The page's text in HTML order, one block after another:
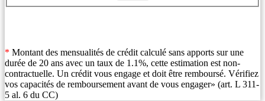
* Montant des mensualités de crédit calculé sans apports sur une
durée de 20 ans avec un taux de 1.1%, cette estimation est non-
contractuelle. Un crédit vous engage et doit être remboursé. Vérifiez
vos capacités de remboursement avant de vous engager» (art. L 311-
5 al. 6 du CC)